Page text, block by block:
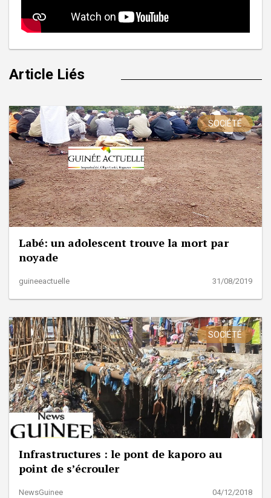
Article Liés
SOCIÉTÉ
Labé: un adolescent trouve la mort par
noyade
guineeactuelle 31/08/2019
SOCIÉTÉ
Infrastructures : le pont de kaporo au
point de s’écrouler
NewsGuinee 04/12/2018